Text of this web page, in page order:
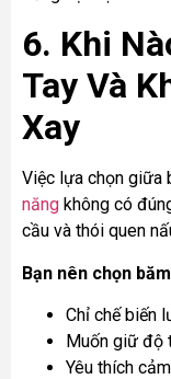
6. Khi
Tay Và
Xay
Việc lựa chọn giữa
năng không có
cầu và thói quen
Bạn nên chọn
Chỉ chế biến
Muốn giữ độ
Yêu thích